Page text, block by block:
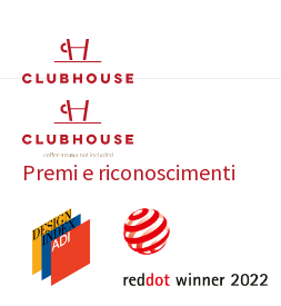
EN
Premi e riconoscimenti